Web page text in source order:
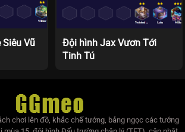
Vũ
Đội hình Jax Vươn Tới
Tinh Tú
chơi lên đồ, khắc chế tướng, bảng ngọc các tướng